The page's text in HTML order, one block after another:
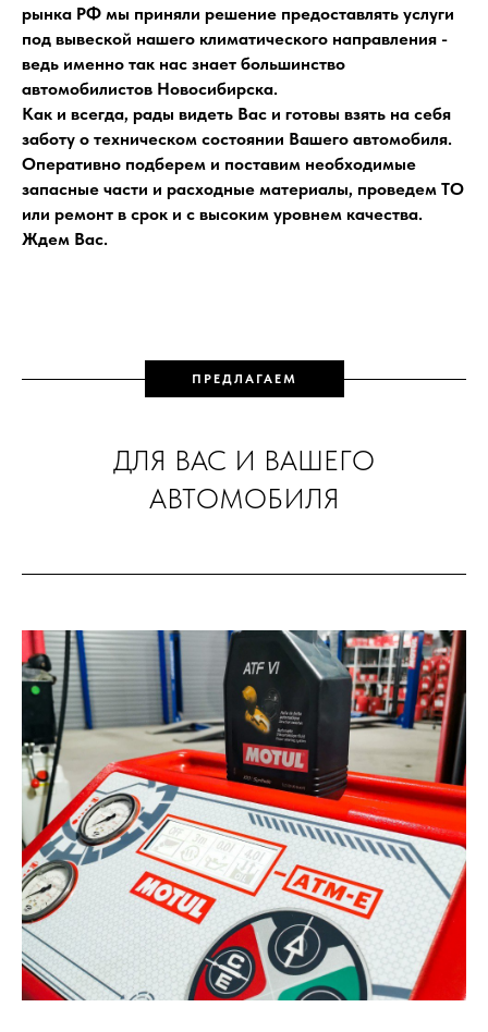
рынка РФ мы приняли решение предоставлять услуги
под вывеской нашего климатического направления -
ведь именно так нас знает большинство
автомобилистов Новосибирска.
Как и всегда, рады видеть Вас и готовы взять на себя
заботу о техническом состоянии Вашего автомобиля.
Оперативно подберем и поставим необходимые
запасные части и расходные материалы, проведем ТО
или ремонт в срок и с высоким уровнем качества.
Ждем Вас.
ПРЕДЛАГАЕМ
ДЛЯ ВАС И ВАШЕГО
АВТОМОБИЛЯ